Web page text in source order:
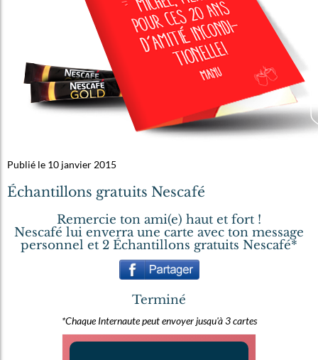
Publié le 10 janvier 2015
Échantillons gratuits Nescafé
Remercie ton ami(e) haut et fort !
Nescafé lui enverra une carte avec ton message
personnel et 2 Échantillons gratuits Nescafé*
Terminé
*Chaque Internaute peut envoyer jusqu'à 3 cartes